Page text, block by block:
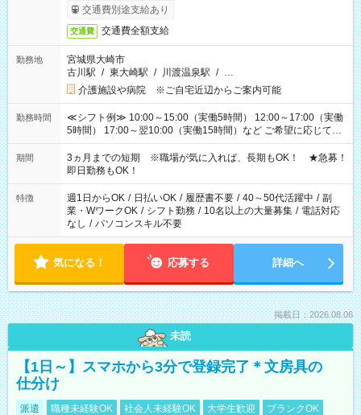
交通費別途支給あり
交通費 交通費全額支給
勤務地
宮城県大崎市
古川駅 / 東大崎駅 / 川渡温泉駅 / …
介護施設や病院 ※ご自宅近辺からご案内可能
勤務時間
≪シフト例≫ 10:00～15:00（実働5時間） 12:00～17:00（実働
5時間） 17:00～翌10:00（実働15時間）など ご希望に応じて、
働く時間は調整できます！ お気軽に担当へ相談ください！
期間
3ヵ月までの短期 ※職場が気に入れば、長期もOK！ ★急募！
即日勤務もOK！
特徴 週1日からOK / 日払いOK / 履歴書不要 / 40～50代活躍中 / 副
業・WワークOK / シフト勤務 / 10名以上の大量募集 / 電話対応
なし / パソコンスキル不要
気になる！ 応募する 詳細へ
掲載日：2026.08.06
未読
【1日～】スマホから3分で登録完了＊文房具の
仕分け
派遣 職種未経験OK 社会人未経験OK 大学生歓迎
ブランクOK